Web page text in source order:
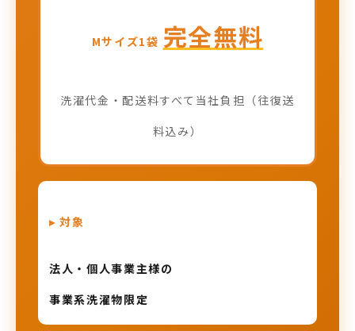
Mサイズ1袋 完全無料
洗濯代金・配送料すべて当社負担（往復送
料込み）
▸ 対象
法人・個人事業主様の
事業系洗濯物限定